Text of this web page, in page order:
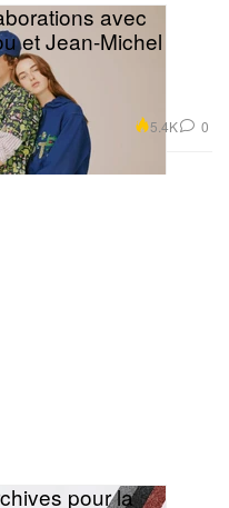
avec
et Jean-Michel
5.4K 0
pour la